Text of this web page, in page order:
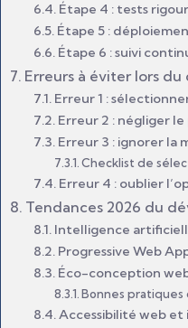
Étape 4 : tests
Étape 5 :
Étape 6 : suivi
Erreurs à éviter lors
Erreur 1 :
Erreur 2 : négliger
Erreur 3 : ignorer la
Checklist de
Erreur 4 : oublier
Tendances 2026 du
Intelligence
Progressive Web
Éco-conception
Bonnes pratiques
Accessibilité web et